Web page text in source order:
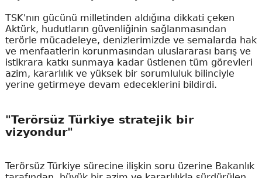
TSK'nın gücünü milletinden aldığına dikkati çeken
Aktürk, hudutların güvenliğinin sağlanmasından
terörle mücadeleye, denizlerimizde ve semalarda hak
ve menfaatlerin korunmasından uluslararası barış ve
istikrara katkı sunmaya kadar üstlenen tüm görevleri
azim, kararlılık ve yüksek bir sorumluluk bilinciyle
yerine getirmeye devam edeceklerini bildirdi.
"Terörsüz Türkiye stratejik bir
vizyondur"
Terörsüz Türkiye sürecine ilişkin soru üzerine Bakanlık